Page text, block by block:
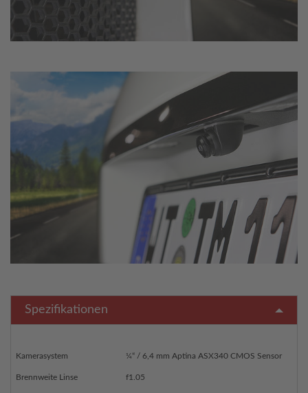
Spezifikationen
Kamerasystem ¼“ / 6,4 mm Aptina ASX340 CMOS Sensor
Brennweite Linse f1.05